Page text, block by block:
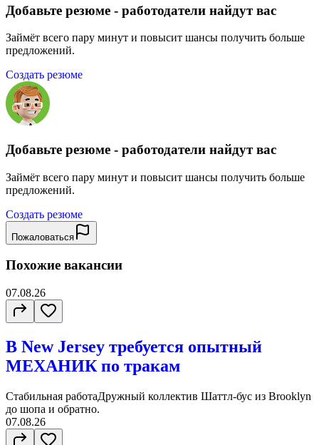
Добавьте резюме - работодатели найдут вас
Займёт всего пару минут и повысит шансы получить больше
предложений.
Создать резюме
Добавьте резюме - работодатели найдут вас
Займёт всего пару минут и повысит шансы получить больше
предложений.
Создать резюме
Пожаловаться
Похожие вакансии
07.08.26
В New Jersey требуется опытный
МЕХАНИК по тракам
Стабильная работаДружный коллектив Шаттл-бус из Brooklyn
до шопа и обратно.
07.08.26